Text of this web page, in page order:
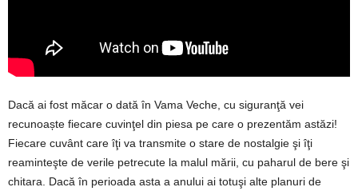
Dacă ai fost măcar o dată în Vama Veche, cu siguranţă vei
recunoaște fiecare cuvinţel din piesa pe care o prezentăm astăzi!
Fiecare cuvânt care îţi va transmite o stare de nostalgie şi îţi
reaminteşte de verile petrecute la malul mării, cu paharul de bere şi
chitara. Dacă în perioada asta a anului ai totuşi alte planuri de